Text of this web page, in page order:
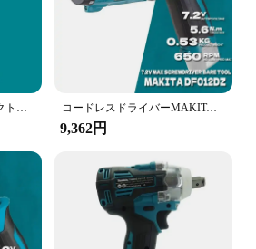
コードレスドライバーMAKITA-DF012DZ,充電式,自動,ダイバー,ハンドドリル,家庭用,makita電動工具,df012d,7.2v
9,362円